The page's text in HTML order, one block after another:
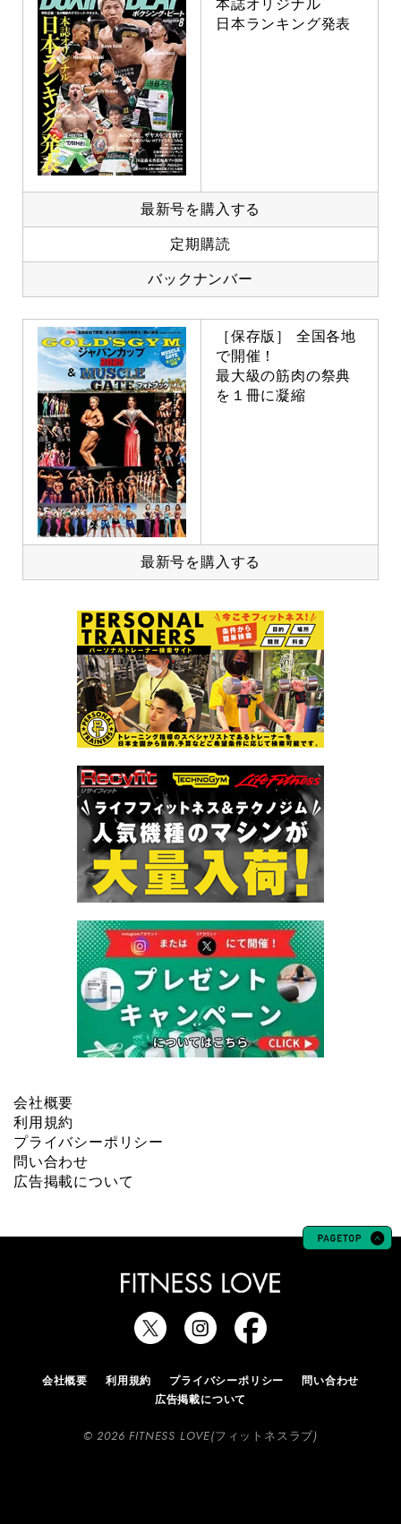
本誌オリジナル
日本ランキング発表
最新号を購入する
定期購読
バックナンバー
［保存版］ 全国各地
で開催！
最大級の筋肉の祭典
を１冊に凝縮
最新号を購入する
会社概要
利用規約
プライバシーポリシー
問い合わせ
広告掲載について
会社概要 利用規約 プライバシーポリシー
問い合わせ
広告掲載について
© 2026 FITNESS LOVE(フィットネスラブ)